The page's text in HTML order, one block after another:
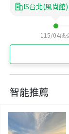
IS台北(風尚館)
115/04成
智能推薦